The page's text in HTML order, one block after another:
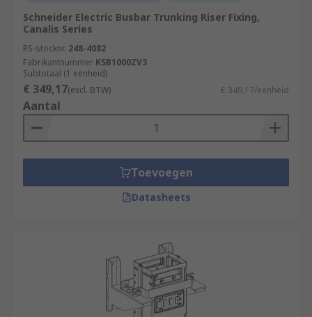
Schneider Electric Busbar Trunking Riser Fixing,
Canalis Series
RS-stocknr. 248-4082
Fabrikantnummer KSB1000ZV3
Subtotaal (1 eenheid)
€ 349,17(excl. BTW) € 349,17/eenheid
Aantal
Toevoegen
Datasheets